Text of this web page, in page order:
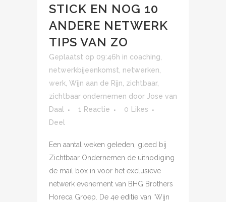
STICK EN NOG 10
ANDERE NETWERK
TIPS VAN ZO
Geplaatst op 09:46h in coaching
netwerkbijeenkomst netwerken
werk Wijn aan de Rijn zichtbaar,
zichtbaar ondernemen door Jose van
Daal
1 Reactie 0
Likes
Deel
Een aantal weken geleden, gleed bij
Zichtbaar Ondernemen de uitnodiging
de mail box in voor het exclusieve
netwerk evenement van BHG Brothers
Horeca Groep. De 4e editie van ‘Wijn